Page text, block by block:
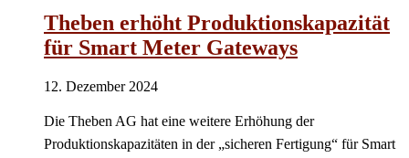
Theben erhöht Produktionskapazität
für Smart Meter Gateways
12. Dezember 2024
Die Theben AG hat eine weitere Erhöhung der
Produktionskapazitäten in der „sicheren Fertigung“ für Smart